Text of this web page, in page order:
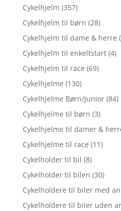
Cykelhjelm (357)
Cykelhjelm til børn (28)
Cykelhjelm til dame & herre
Cykelhjelm til enkeltstart (4)
Cykelhjelm til race (69)
Cykelhjelme (130)
Cykelhjelme Børn/Junior (84)
Cykelhjelme til børn (3)
Cykelhjelme til damer &
Cykelhjelme til race (11)
Cykelholder til bil (8)
Cykelholder til bilen (30)
Cykelholdere til biler med
Cykelholdere til biler uden